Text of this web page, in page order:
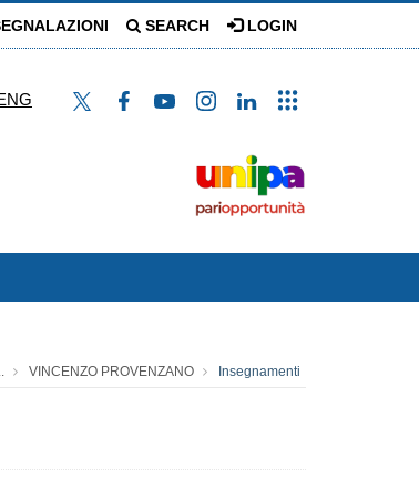
SEARCH LOGIN
VINCENZO PROVENZANO Insegnamenti